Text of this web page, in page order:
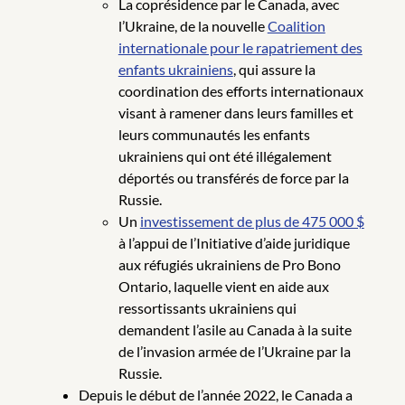
La coprésidence par le Canada, avec
l’Ukraine, de la nouvelleCoalition
internationale pour le rapatriement des
enfants ukrainiens, qui assure la
coordination des efforts internationaux
visant à ramener dans leurs familles et
leurs communautés les enfants
ukrainiens qui ont été illégalement
déportés ou transférés de force par la
Russie.
Un investissement de plus de 475 000 $
à l’appui de l’Initiative d’aide juridique
aux réfugiés ukrainiens de Pro Bono
Ontario, laquelle vient en aide aux
ressortissants ukrainiens qui
demandent l’asile au Canada à la suite
de l’invasion armée de l’Ukraine par la
Russie.
Depuis le début de l’année 2022, le Canada a